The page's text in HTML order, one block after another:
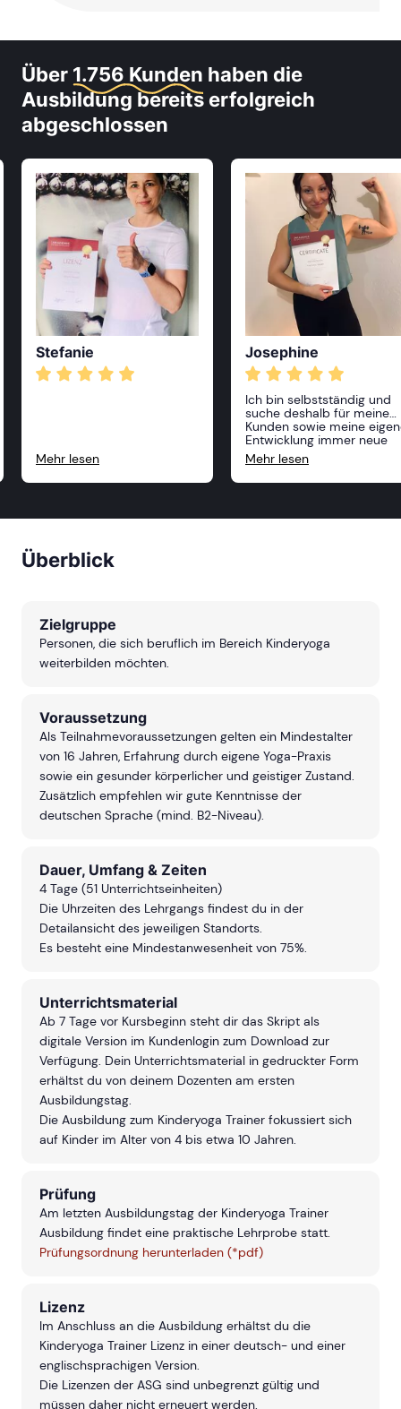
Über 1.756 Kunden haben die
Ausbildung bereits erfolgreich
abgeschlossen
Stefanie
Mehr lesen
Josephine
Ich bin selbstständig und
suche deshalb für meine
Kunden sowie meine
Entwicklung immer neue
Anreize und Möglichkeiten,
zu wachsen. Die Akademie
für Sport und Gesundheit
riesigen Angebot an
Mehr lesen
Überblick
Zielgruppe
Personen, die sich beruflich im Bereich Kinderyoga
weiterbilden möchten.
Voraussetzung
Als Teilnahmevoraussetzungen gelten ein Mindestalter
von 16 Jahren, Erfahrung durch eigene Yoga-Praxis
sowie ein gesunder körperlicher und geistiger Zustand.
Zusätzlich empfehlen wir gute Kenntnisse der
deutschen Sprache (mind. B2-Niveau).
Dauer, Umfang & Zeiten
4 Tage (51 Unterrichtseinheiten)
Die Uhrzeiten des Lehrgangs findest du in der
Detailansicht des jeweiligen Standorts.
Es besteht eine Mindestanwesenheit von 75%.
Unterrichtsmaterial
Ab 7 Tage vor Kursbeginn steht dir das Skript als
digitale Version im Kundenlogin zum Download zur
Verfügung. Dein Unterrichtsmaterial in gedruckter Form
erhältst du von deinem Dozenten am ersten
Ausbildungstag.
Die Ausbildung zum Kinderyoga Trainer fokussiert sich
auf Kinder im Alter von 4 bis etwa 10 Jahren.
Prüfung
Am letzten Ausbildungstag der Kinderyoga Trainer
Ausbildung findet eine praktische Lehrprobe statt.
Prüfungsordnung herunterladen (*pdf)
Lizenz
Im Anschluss an die Ausbildung erhältst du die
Kinderyoga Trainer Lizenz in einer deutsch- und einer
englischsprachigen Version.
Die Lizenzen der ASG sind unbegrenzt gültig und
müssen daher nicht erneuert werden.